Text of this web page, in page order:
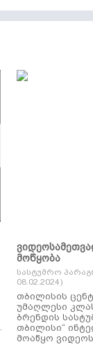
მოწყობა
სასტუმრო
08.02.2024)
თბილისის
უმაღლესი
ბრენდის
თბილისი“
მოაწყო